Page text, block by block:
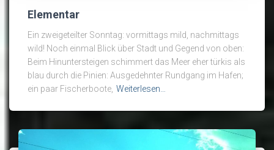
Elementar
Ein zweigeteilter Sonntag: vormittags mild, nachmittags
wild! Noch einmal Blick über Stadt und Gegend von oben:
Beim Hinuntersteigen schimmert das Meer eher türkis als
blau durch die Pinien: Ausgedehnter Rundgang im Hafen;
ein paar Fischerboote, Weiterlesen…